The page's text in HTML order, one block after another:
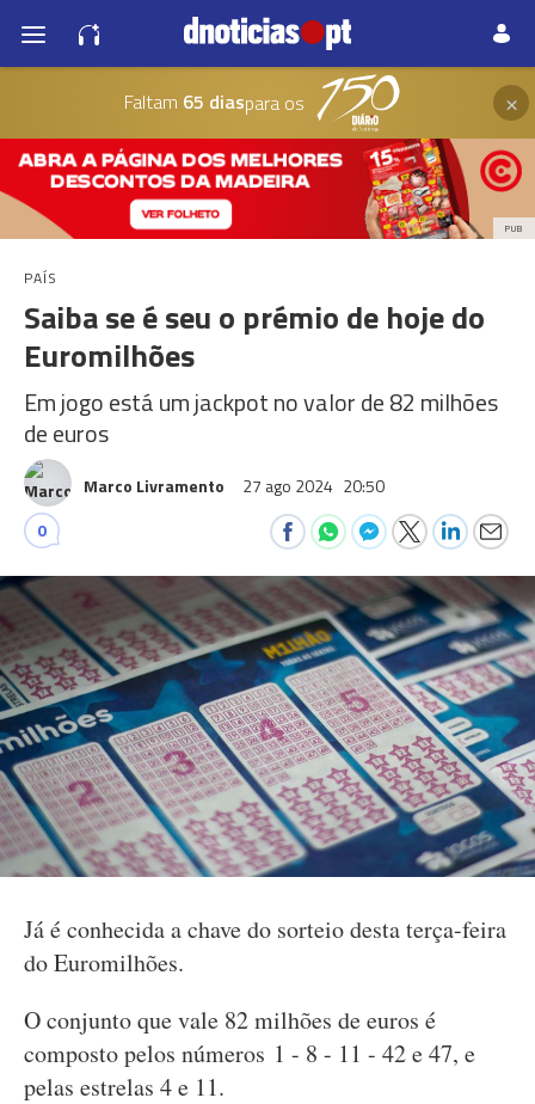
Faltam 65 diaspara os ×
PUB
PAÍS
Saiba se é seu o prémio de hoje do
Euromilhões
Em jogo está um jackpot no valor de 82 milhões
de euros
Marco Livramento 27 ago 2024 20:50
0
Já é conhecida a chave do sorteio desta terça-feira
do Euromilhões.
O conjunto que vale 82 milhões de euros é
composto pelos números 1 - 8 - 11 - 42 e 47, e
pelas estrelas 4 e 11.